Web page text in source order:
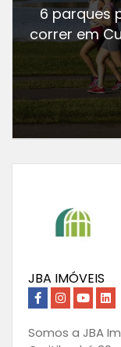
6 parques
correr em
JBA IMÓVEIS
Somos a JBA